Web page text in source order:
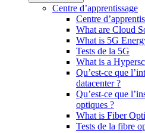
Centre d’apprentissage
Centre
What are Cloud
What is 5G
Tests de la 5G
What is a
Qu’est-ce que
datacenter ?
Qu’est-ce que
optiques ?
What is Fiber
Tests de la fibre